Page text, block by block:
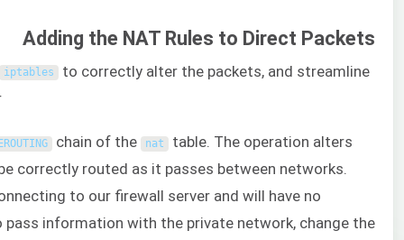
Adding the NAT Rules to Direct Packets
iptables to correctly alter the packets, and streamline
chain of the nat table. The operation alters
correctly routed as it passes between networks.
to our firewall server and will have no
information with the private network, change the